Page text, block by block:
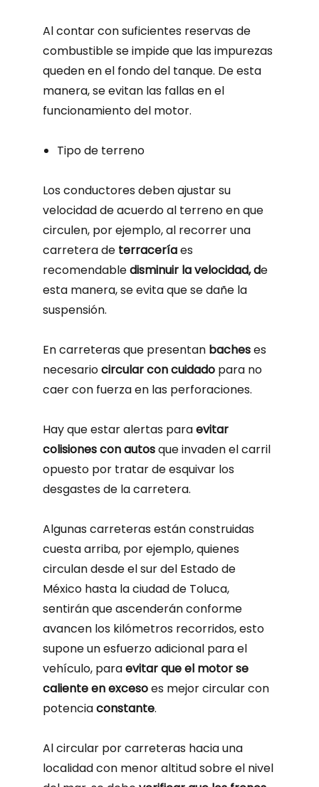
Al contar con suficientes reservas de
combustible se impide que las impurezas
queden en el fondo del tanque. De esta
manera, se evitan las fallas en el
funcionamiento del motor.
Tipo de terreno
Los conductores deben ajustar su
velocidad de acuerdo al terreno en que
circulen, por ejemplo, al recorrer una
carretera de terraceríaes
recomendabledisminuir la velocidad, de
esta manera, se evita que se dañe la
suspensión.
En carreteras que presentan bacheses
necesariocircular con cuidadopara no
caer con fuerza en las perforaciones.
Hay que estar alertas paraevitar
colisiones con autosque invaden el carril
opuesto por tratar de esquivar los
desgastes de la carretera.
Algunas carreteras están construidas
cuesta arriba, por ejemplo, quienes
circulan desde el sur del Estado de
México hasta la ciudad de Toluca,
sentirán que ascenderán conforme
avancen los kilómetros recorridos, esto
supone un esfuerzo adicional para el
vehículo, paraevitar que el motor se
caliente en excesoes mejor circular con
potenciaconstante.
Al circular por carreteras hacia una
localidad con menor altitud sobre el nivel